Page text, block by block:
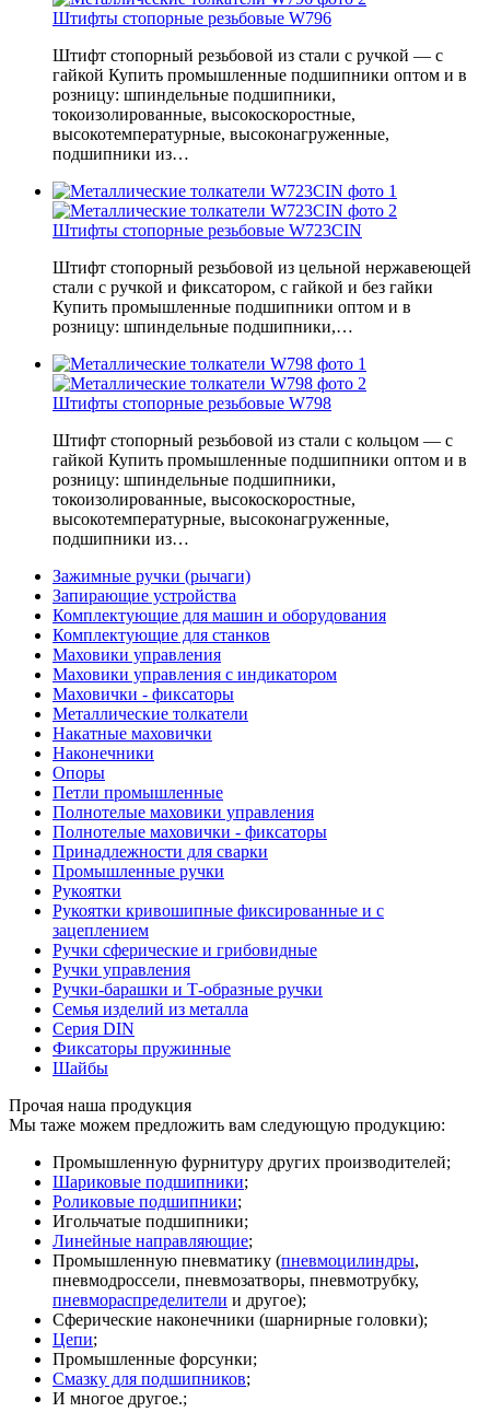
Штифты стопорные резьбовые W796
Штифт стопорный резьбовой из стали с ручкой — с
гайкой Купить промышленные подшипники оптом и в
розницу: шпиндельные подшипники,
токоизолированные, высокоскоростные,
высокотемпературные, высоконагруженные,
подшипники из…
Штифты стопорные резьбовые W723CIN
Штифт стопорный резьбовой из цельной нержавеющей
стали с ручкой и фиксатором, с гайкой и без гайки
Купить промышленные подшипники оптом и в
розницу: шпиндельные подшипники,…
Штифты стопорные резьбовые W798
Штифт стопорный резьбовой из стали с кольцом — с
гайкой Купить промышленные подшипники оптом и в
розницу: шпиндельные подшипники,
токоизолированные, высокоскоростные,
высокотемпературные, высоконагруженные,
подшипники из…
Зажимные ручки (рычаги)
Запирающие устройства
Комплектующие для машин и оборудования
Комплектующие для станков
Маховики управления
Маховики управления с индикатором
Маховички - фиксаторы
Металлические толкатели
Накатные маховички
Наконечники
Опоры
Петли промышленные
Полнотелые маховики управления
Полнотелые маховички - фиксаторы
Принадлежности для сварки
Промышленные ручки
Рукоятки
Рукоятки кривошипные фиксированные и с
зацеплением
Ручки сферические и грибовидные
Ручки управления
Ручки-барашки и Т-образные ручки
Семья изделий из металла
Серия DIN
Фиксаторы пружинные
Шайбы
Прочая наша продукция
Мы таже можем предложить вам следующую продукцию:
Промышленную фурнитуру других производителей;
Шариковые подшипники;
Роликовые подшипники;
Игольчатые подшипники;
Линейные направляющие;
Промышленную пневматику (пневмоцилиндры,
пневмодроссели, пневмозатворы, пневмотрубку,
пневмораспределители и другое);
Сферические наконечники (шарнирные головки);
Цепи;
Промышленные форсунки;
Смазку для подшипников;
И многое другое.;